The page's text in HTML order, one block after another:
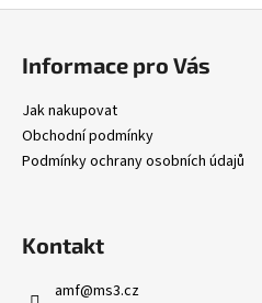
Informace pro Vás
Jak nakupovat
Obchodní podmínky
Podmínky ochrany osobních údajů
Kontakt
amf@ms3.cz